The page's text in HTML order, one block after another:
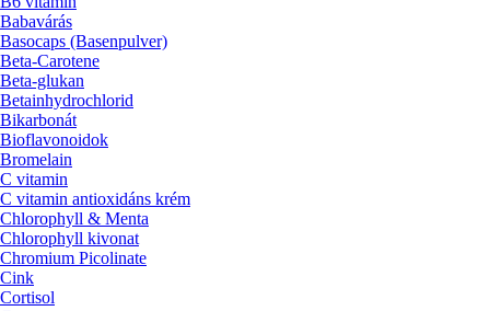
Babavárás
Basocaps (Basenpulver)
Beta-Carotene
Beta-glukan
Betainhydrochlorid
Bikarbonát
Bioflavonoidok
Bromelain
C vitamin
C vitamin antioxidáns krém
Chlorophyll & Menta
Chlorophyll kivonat
Chromium Picolinate
Cink
Cortisol